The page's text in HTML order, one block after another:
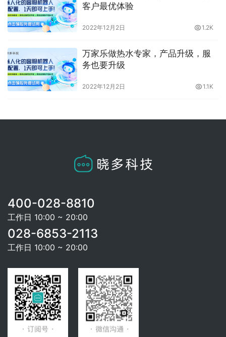
客户最优体验
2022年12月2日 1.2K
万家乐做热水专家，产品升级，服
务也要升级
2022年12月2日 1.1K
400-028-8810
工作日 10:00 ~ 20:00
028-6853-2113
工作日 10:00 ~ 20:00